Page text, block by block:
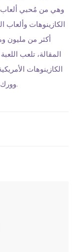
وهي من مُحبي ألعاب
الكازينوهات وألعاب
أكثر من مليون
المقالة، تلعب
الكازينوهات
وورك"، بفضل عروضها الجذابة وفرص الفوز السخية.